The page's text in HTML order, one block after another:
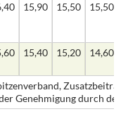
15,90 15,50 15,50
15,40 15,20 14,60
Genehmigung durch